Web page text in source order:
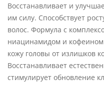
Восстанавливает и
им силу. Способствует
волос. Формула с
ниацинамидом и
кожу головы от излишков
Восстанавливает
стимулирует обновление